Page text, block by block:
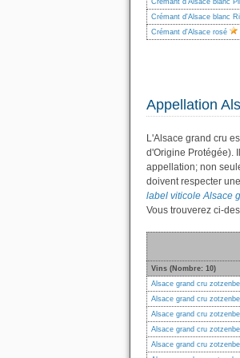
Crémant d'Alsace blanc
Crémant d'Alsace blanc
Crémant d'Alsace rosé
Appellation
L'Alsace grand cru
d'Origine Protégée).
appellation; non
doivent respecter
label viticole Alsace
Vous trouverez ci-
Vins (Nombre: 10)
Alsace grand cru
Alsace grand cru
Alsace grand cru
Alsace grand cru
Alsace grand cru